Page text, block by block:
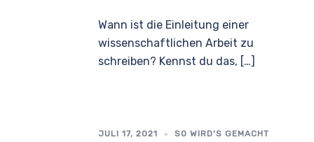
Wann ist die Einleitung einer
wissenschaftlichen Arbeit zu
schreiben? Kennst du das, […]
JULI 17, 2021 SO WIRD'S GEMACHT